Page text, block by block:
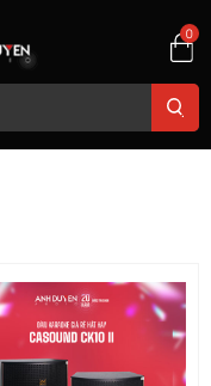
0